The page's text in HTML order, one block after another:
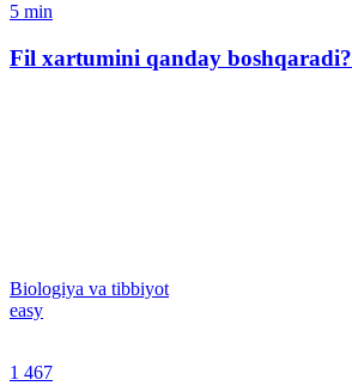
5 min
Fil xartumini qanday boshqaradi?
Biologiya va tibbiyot
easy
1 467